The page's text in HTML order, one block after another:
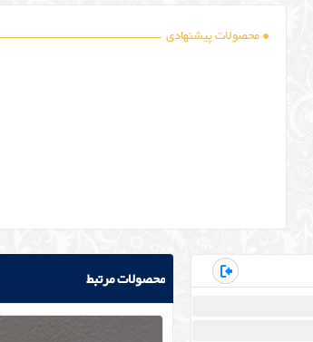
محصولات پیشنهادی
محصولات مرتبط